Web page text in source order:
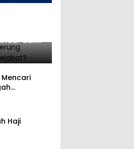
dan
Mencari
Haji